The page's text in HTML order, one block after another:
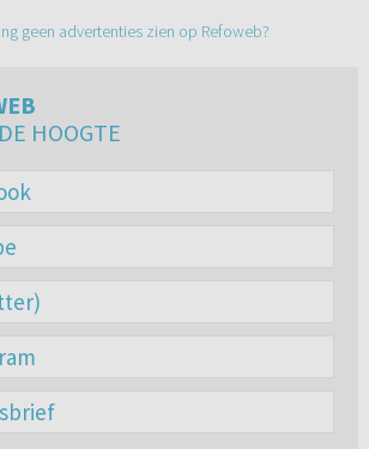
geen advertenties zien op Refoweb?
HOOGTE